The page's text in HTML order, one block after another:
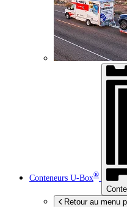
Conteneurs U-Box®
Retour au menu